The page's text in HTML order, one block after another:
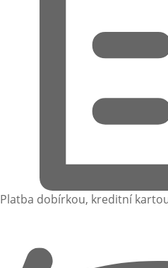
Platba dobírkou, kreditní